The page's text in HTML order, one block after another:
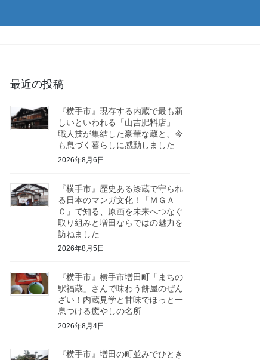
最近の投稿
『横手市』現存する内蔵で最も新
しいといわれる「山吉肥料店」
職人技が集結した豪華な蔵と、今
も息づく暮らしに感動しました
2026年8月6日
『横手市』歴史ある漆蔵で守られ
る日本のマンガ文化！「ＭＧＡ
Ｃ」で知る、原画を未来へつなぐ
取り組みと増田ならではの魅力を
訪ねました
2026年8月5日
『横手市』横手市増田町「まちの
駅福蔵」さんで味わう餅屋のぜん
ざい！内蔵見学と甘味でほっと一
息つける癒やしの名所
2026年8月4日
『横手市』増田の町並みでひとき